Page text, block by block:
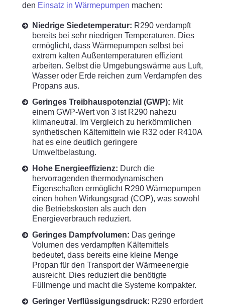
den Einsatz in Wärmepumpen machen:
Niedrige Siedetemperatur: R290 verdampft
bereits bei sehr niedrigen Temperaturen. Dies
ermöglicht, dass Wärmepumpen selbst bei
extrem kalten Außentemperaturen effizient
arbeiten. Selbst die Umgebungswärme aus Luft,
Wasser oder Erde reichen zum Verdampfen des
Propans aus.
Geringes Treibhauspotenzial (GWP): Mit
einem GWP-Wert von 3 ist R290 nahezu
klimaneutral. Im Vergleich zu herkömmlichen
synthetischen Kältemitteln wie R32 oder R410A
hat es eine deutlich geringere
Umweltbelastung.
Hohe Energieeffizienz: Durch die
hervorragenden thermodynamischen
Eigenschaften ermöglicht R290 Wärmepumpen
einen hohen Wirkungsgrad (COP), was sowohl
die Betriebskosten als auch den
Energieverbrauch reduziert.
Geringes Dampfvolumen: Das geringe
Volumen des verdampften Kältemittels
bedeutet, dass bereits eine kleine Menge
Propan für den Transport der Wärmeenergie
ausreicht. Dies reduziert die benötigte
Füllmenge und macht die Systeme kompakter.
Geringer Verflüssigungsdruck: R290 erfordert